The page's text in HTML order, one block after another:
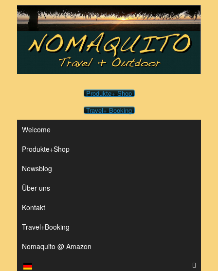
springen
Produkte+ Shop
Travel+ Booking
Welcome
Produkte+Shop
Newsblog
Über uns
Kontakt
Travel+Booking
Nomaquito @ Amazon